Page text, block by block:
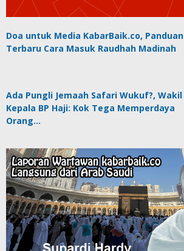
Doa untuk Media KabarBaik.co, Panduan
Terbaru Cara Masuk Raudhah Madinah
Ada Pungli Jemaah Safari Wukuf?, Wakil
Kepala BP Haji: Kok Tega Memperdaya
Orang…